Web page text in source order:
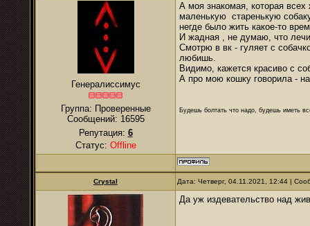
Генералиссимус
Группа: Проверенные
Сообщений: 16595
Репутация: 6
Статус: Offline
А моя знакомая, которая всех
маленькую старенькую
негде было жить какое-то
И жадная , не думаю, что
Смотрю в вк - гуляет с
любишь.
Видимо, кажется красиво с
А про мою кошку говорила -
Будешь болтать что надо, будешь иметь
Crystal Дата: Четверг, 04.11.2021, 12:44 |
Да уж издевательство над